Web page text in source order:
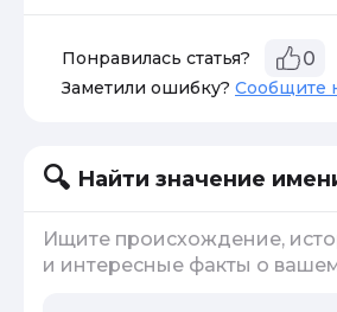
Понравилась статья? 0
Заметили ошибку? Сообщите
Найти значение
Ищите происхождение,
и интересные факты о